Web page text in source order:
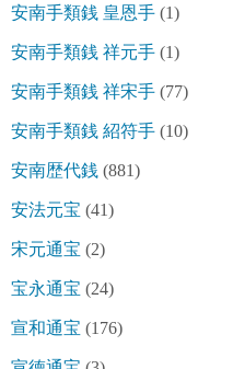
安南手類銭 皇恩手 (1)
安南手類銭 祥元手 (1)
安南手類銭 祥宋手 (77)
安南手類銭 紹符手 (10)
安南歴代銭 (881)
安法元宝 (41)
宋元通宝 (2)
宝永通宝 (24)
宣和通宝 (176)